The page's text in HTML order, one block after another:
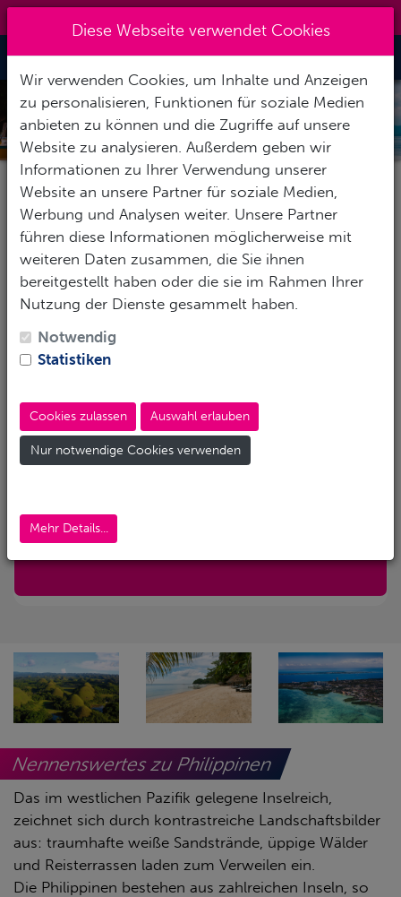
Toggle
PHILIPPINEN
Pauschalereise Hotel Tauchbasis
Reise-Zeitraum
1 Erwachsene
Abreise-Flughafen
Abreise-Flughafen (Alternativ)
Nur mit Transfer
Nennenswertes zu Philippinen
Das im westlichen Pazifik gelegene Inselreich,
zeichnet sich durch kontrastreiche Landschaftsbilder
aus: traumhafte weiße Sandstrände, üppige Wälder
und Reisterrassen laden zum Verweilen ein.
Die Philippinen bestehen aus zahlreichen Inseln, so
Diese Webseite verwendet Cookies
Wir verwenden Cookies, um Inhalte und Anzeigen
zu personalisieren, Funktionen für soziale Medien
anbieten zu können und die Zugriffe auf unsere
Website zu analysieren. Außerdem geben wir
Informationen zu Ihrer Verwendung unserer
Website an unsere Partner für soziale Medien,
Werbung und Analysen weiter. Unsere Partner
führen diese Informationen möglicherweise mit
weiteren Daten zusammen, die Sie ihnen
bereitgestellt haben oder die sie im Rahmen Ihrer
Nutzung der Dienste gesammelt haben.
Notwendig
Statistiken
Cookies zulassen Auswahl erlauben
Nur notwendige Cookies verwenden
Mehr Details...